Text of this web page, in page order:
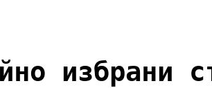
избрани